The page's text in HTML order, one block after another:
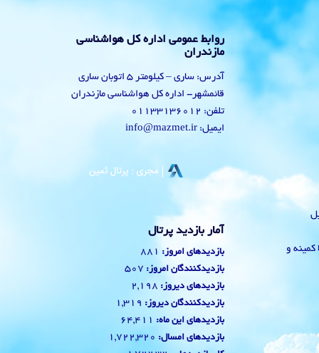
با کمینه و
روابط عمومی اداره کل هواشناسی
مازندران
آدرس: ساری – کیلومتر 5 اتوبان ساری
قائمشهر- اداره کل هواشناسی مازندران
تلفن: 01133136012
ایمیل: info@mazmet.ir
آمار بازدید پرتال
بازدیدهای امروز: 881
بازدیدکنندگان امروز: 507
بازدیدهای دیروز: 2,198
بازدیدکنندگان دیروز: 1,319
بازدیدهای این ماه: 64,411
بازدیدهای امسال: 1,722,320